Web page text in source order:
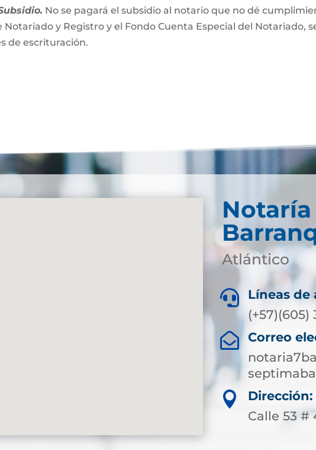
No se pagará el subsidio al notario que no dé
y Registro y el Fondo Cuenta Especial del Notariado,
de escrituración.
Atlántico

Líneas de
(+57)(605)

Correo

Dirección:
Calle 53 #